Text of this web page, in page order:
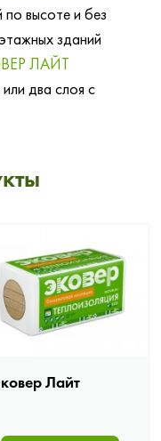
по высоте и без
зданий
ЛАЙТ
два слоя с
Лайт